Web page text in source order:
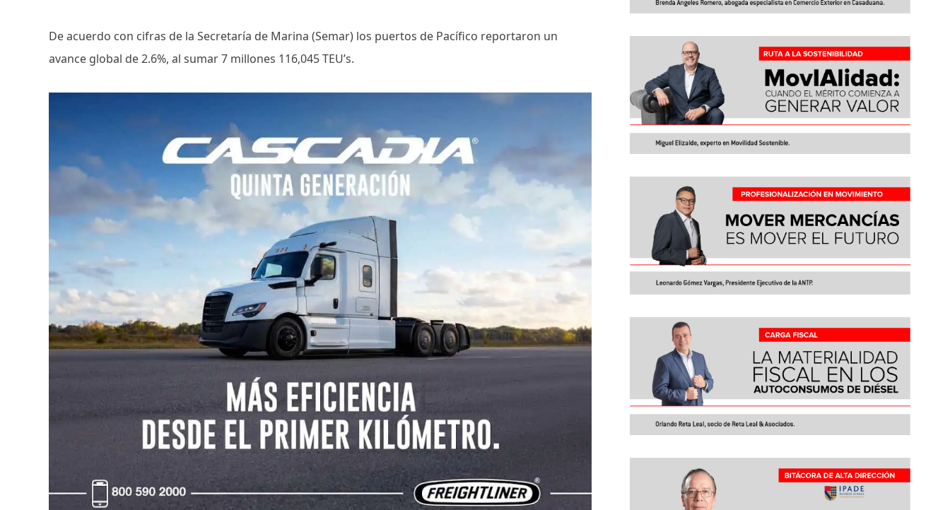
De acuerdo con cifras de la Secretaría de Marina (Semar) los puertos de Pacífico reportaron un
avance global de 2.6%, al sumar 7 millones 116,045 TEU’s.